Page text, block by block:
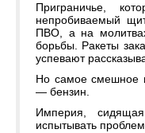
Приграничье,
непробиваемый
ПВО, а на
борьбы. Ракеты
успевают
Но самое смешное
— бензин.
Империя,
испытывать